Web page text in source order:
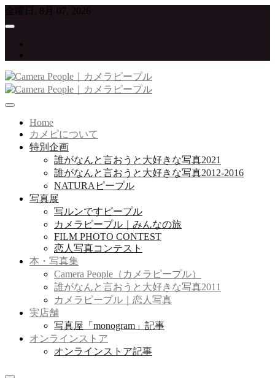
Skip
content
金曜日, 8月 07, 2026
Camera People｜カメラピープル
写真が大好きな人たちをつなげていくプロジェクト
Home
カメピについて
特別企画
誰がなんと言おうと大好きな写真2021
誰がなんと言おうと大好きな写真2012-2016
NATURAピープル
写真展
写ルンですピープル
カメラピープル｜みんなの旅
FILM PHOTO CONTEST
恋人写真コンテスト
本・写真集
Camera People（カメラピープル）
誰がなんと言おうと大好きな写真2011
カメラピープル｜恋人写真
実店舗
写真屋「monogram」記事
オンラインストア
オンラインストア記事